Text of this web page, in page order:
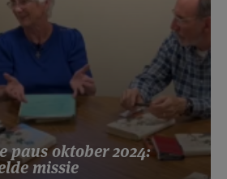
paus oktober 2024:
missie